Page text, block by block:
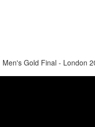
Gold Final - London